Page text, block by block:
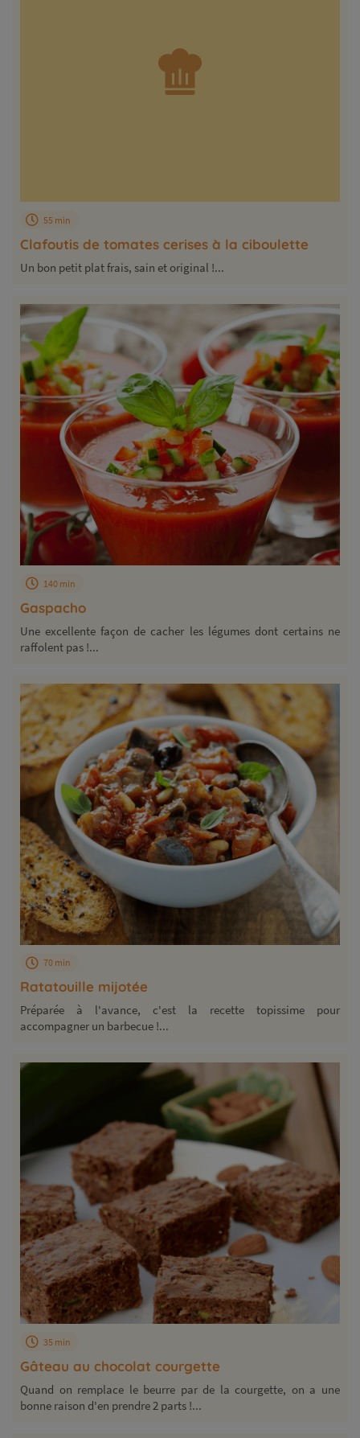
Clafoutis de tomates cerises à la ciboulette
55 min
Un bon petit plat frais, sain et original !...
Gaspacho
140 min
Une excellente façon de cacher les légumes dont certains ne
raffolent pas !...
Ratatouille mijotée
70 min
Préparée à l'avance, c'est la recette topissime pour
accompagner un barbecue !...
Gâteau au chocolat courgette
35 min
Quand on remplace le beurre par de la courgette, on a une
bonne raison d'en prendre 2 parts !...